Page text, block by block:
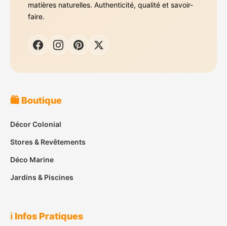
matières naturelles. Authenticité, qualité et savoir-
faire.
🛍️ Boutique
Décor Colonial
Stores & Revêtements
Déco Marine
Jardins & Piscines
ℹ️ Infos Pratiques